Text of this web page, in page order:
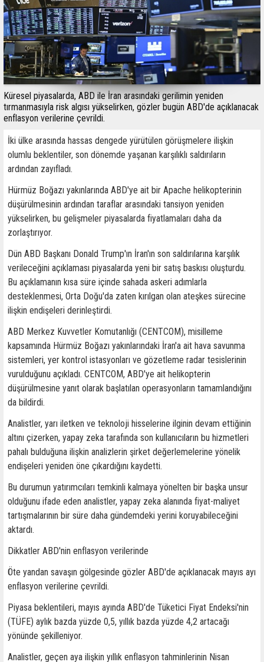
Küresel piyasalarda, ABD ile İran arasındaki gerilimin yeniden
tırmanmasıyla risk algısı yükselirken, gözler bugün ABD'de açıklanacak
enflasyon verilerine çevrildi.
İki ülke arasında hassas dengede yürütülen görüşmelere ilişkin
olumlu beklentiler, son dönemde yaşanan karşılıklı saldırıların
ardından zayıfladı.
Hürmüz Boğazı yakınlarında ABD'ye ait bir Apache helikopterinin
düşürülmesinin ardından taraflar arasındaki tansiyon yeniden
yükselirken, bu gelişmeler piyasalarda fiyatlamaları daha da
zorlaştırıyor.
Dün ABD Başkanı Donald Trump'ın İran'ın son saldırılarına karşılık
verileceğini açıklaması piyasalarda yeni bir satış baskısı oluşturdu.
Bu açıklamanın kısa süre içinde sahada askeri adımlarla
desteklenmesi, Orta Doğu'da zaten kırılgan olan ateşkes sürecine
ilişkin endişeleri derinleştirdi.
ABD Merkez Kuvvetler Komutanlığı (CENTCOM), misilleme
kapsamında Hürmüz Boğazı yakınlarındaki İran'a ait hava savunma
sistemleri, yer kontrol istasyonları ve gözetleme radar tesislerinin
vurulduğunu açıkladı. CENTCOM, ABD'ye ait helikopterin
düşürülmesine yanıt olarak başlatılan operasyonların tamamlandığını
da bildirdi.
Analistler, yarı iletken ve teknoloji hisselerine ilginin devam ettiğinin
altını çizerken, yapay zeka tarafında son kullanıcıların bu hizmetleri
pahalı bulduğuna ilişkin analizlerin şirket değerlemelerine yönelik
endişeleri yeniden öne çıkardığını kaydetti.
Bu durumun yatırımcıları temkinli kalmaya yönelten bir başka unsur
olduğunu ifade eden analistler, yapay zeka alanında fiyat-maliyet
tartışmalarının bir süre daha gündemdeki yerini koruyabileceğini
aktardı.
Dikkatler ABD'nin enflasyon verilerinde
Öte yandan savaşın gölgesinde gözler ABD'de açıklanacak mayıs ayı
enflasyon verilerine çevrildi.
Piyasa beklentileri, mayıs ayında ABD'de Tüketici Fiyat Endeksi'nin
(TÜFE) aylık bazda yüzde 0,5, yıllık bazda yüzde 4,2 artacağı
yönünde şekilleniyor.
Analistler, geçen aya ilişkin yıllık enflasyon tahminlerinin Nisan